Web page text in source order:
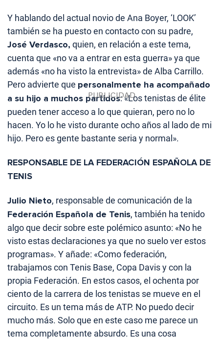
Y hablando del actual novio de Ana Boyer, ‘LOOK’
también se ha puesto en contacto con su padre,
José Verdasco, quien, en relación a este tema,
cuenta que «no va a entrar en esta guerra» ya que
además «no ha visto la entrevista» de Alba Carrillo.
Pero advierte que personalmente ha acompañado
a su hijo a muchos partidos: «Los tenistas de élite
pueden tener acceso a lo que quieran, pero no lo
hacen. Yo lo he visto durante ocho años al lado de mi
hijo. Pero es gente bastante seria y normal».
RESPONSABLE DE LA FEDERACIÓN ESPAÑOLA DE
TENIS
Julio Nieto, responsable de comunicación de la
Federación Española de Tenis, también ha tenido
algo que decir sobre este polémico asunto: «No he
visto estas declaraciones ya que no suelo ver estos
programas». Y añade: «Como federación,
trabajamos con Tenis Base, Copa Davis y con la
propia Federación. En estos casos, el ochenta por
ciento de la carrera de los tenistas se mueve en el
circuito. Es un tema más de ATP. No puedo decir
mucho más. Solo que en este caso me parece un
tema completamente absurdo. Es una cosa